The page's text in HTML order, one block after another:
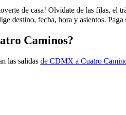
de casa! Olvídate de las filas,
destino, fecha, hora y asientos.
Caminos?
las salidas de CDMX a Cuatro